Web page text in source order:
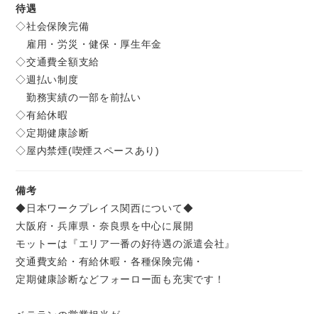
待遇
◇社会保険完備
雇用・労災・健保・厚生年金
◇交通費全額支給
◇週払い制度
勤務実績の一部を前払い
◇有給休暇
◇定期健康診断
◇屋内禁煙(喫煙スペースあり)
備考
◆日本ワークプレイス関西について◆
大阪府・兵庫県・奈良県を中心に展開
モットーは『エリア一番の好待遇の派遣会社』
交通費支給・有給休暇・各種保険完備・
定期健康診断などフォーロー面も充実です！